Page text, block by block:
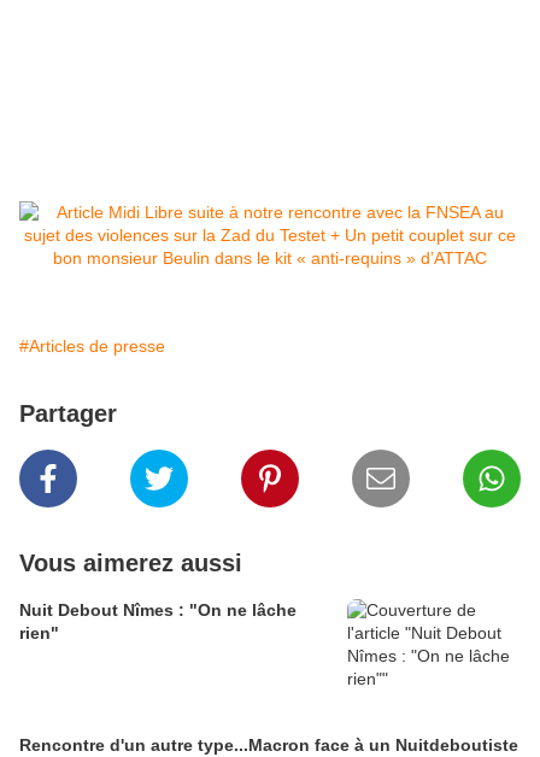
#Articles de presse
Partager
Vous aimerez aussi
Nuit Debout Nîmes : "On ne lâche
rien"
Rencontre d'un autre type...Macron face à un Nuitdeboutiste